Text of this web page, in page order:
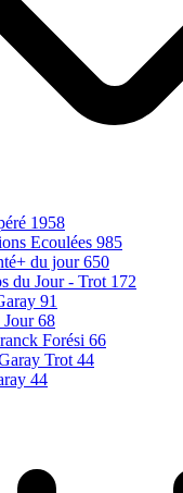
1958
Ecoulées 985
du jour 650
du Jour - Trot 172
91
68
Forési 66
Trot 44
44